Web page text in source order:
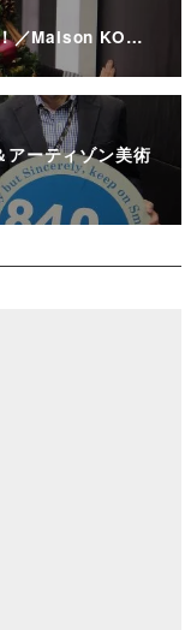
／Maison KO…
ーティゾン美術